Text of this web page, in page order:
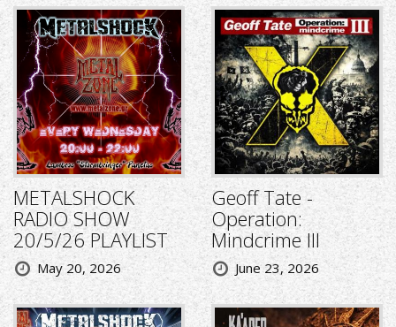
METALSHOCK
RADIO SHOW
20/5/26 PLAYLIST
May 20, 2026
Geoff Tate -
Operation:
Mindcrime III
June 23, 2026